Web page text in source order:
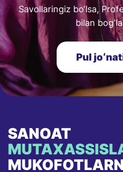
Savollaringiz bo‘lsa,
bilan
Pul
SANOAT